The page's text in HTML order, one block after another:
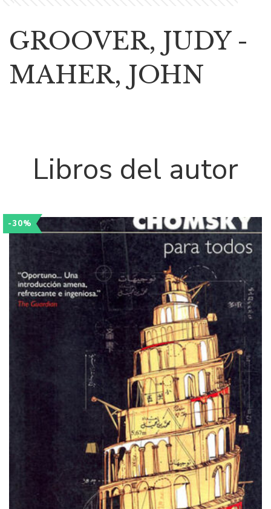
GROOVER, JUDY -
MAHER, JOHN
Libros del autor
-30%